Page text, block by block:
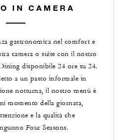
IN CAMERA
gastronomica nel comfort e
camera o suite con il nostro
disponibile 24 ore su 24.
a un pasto informale in
notturna, il nostro menù è
momento della giornata,
e la qualità che
Four Seasons.